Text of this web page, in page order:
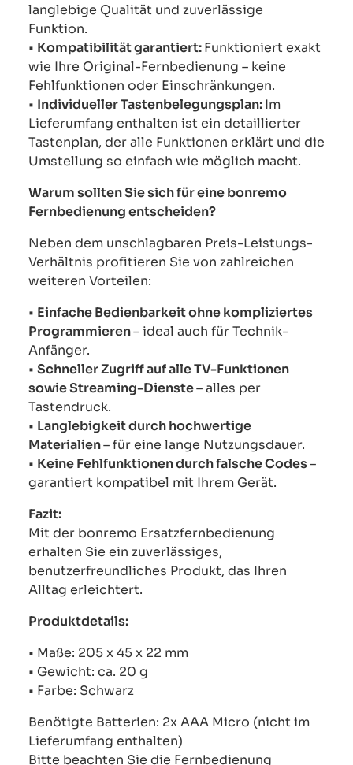
langlebige Qualität und zuverlässige
Funktion.
• Kompatibilität garantiert:Funktioniert exakt
wie Ihre Original-Fernbedienung – keine
Fehlfunktionen oder Einschränkungen.
• Individueller Tastenbelegungsplan:Im
Lieferumfang enthalten ist ein detaillierter
Tastenplan, der alle Funktionen erklärt und die
Umstellung so einfach wie möglich macht.
Warum sollten Sie sich für eine bonremo
Fernbedienung entscheiden?
Neben dem unschlagbaren Preis-Leistungs-
Verhältnis profitieren Sie von zahlreichen
weiteren Vorteilen:
• Einfache Bedienbarkeit ohne kompliziertes
Programmieren– ideal auch für Technik-
Anfänger.
• Schneller Zugriff auf alle TV-Funktionen
sowie Streaming-Dienste– alles per
Tastendruck.
• Langlebigkeit durch hochwertige
Materialien– für eine lange Nutzungsdauer.
• Keine Fehlfunktionen durch falsche Codes–
garantiert kompatibel mit Ihrem Gerät.
Fazit:
Mit der bonremo Ersatzfernbedienung
erhalten Sie ein zuverlässiges,
benutzerfreundliches Produkt, das Ihren
Alltag erleichtert.
Produktdetails:
• Maße: 205 x 45 x 22 mm
• Gewicht: ca. 20 g
• Farbe: Schwarz
Benötigte Batterien: 2x AAA Micro (nicht im
Lieferumfang enthalten)
Bitte beachten Sie die Fernbedienung